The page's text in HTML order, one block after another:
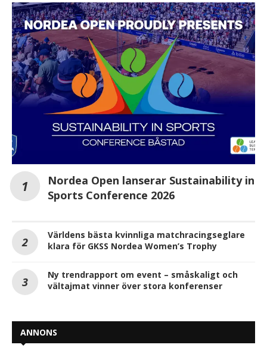
Nordea Open lanserar Sustainability in
Sports Conference 2026
Världens bästa kvinnliga matchracingseglare
klara för GKSS Nordea Women’s Trophy
Ny trendrapport om event – småskaligt och
vältajmat vinner över stora konferenser
ANNONS